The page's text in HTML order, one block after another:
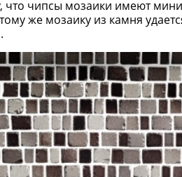
что чипсы мозаики имеют
же мозаику из камня